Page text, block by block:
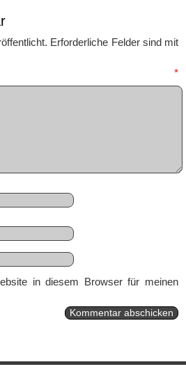
Erforderliche Felder sind mit
*
in diesem Browser für meinen